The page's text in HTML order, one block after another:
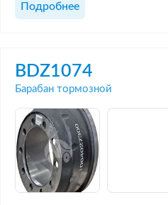
Подробнее
BDZ1074
Барабан тормозной